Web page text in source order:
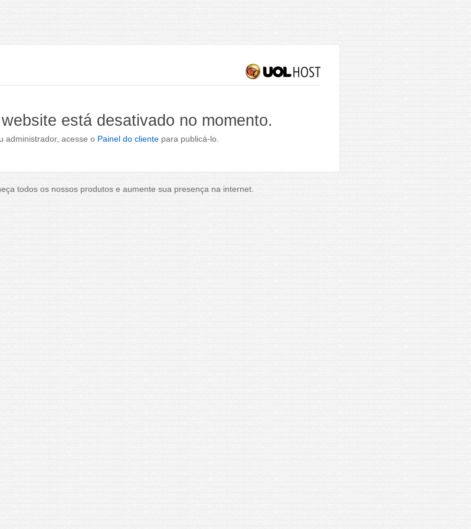
está desativado no momento.
administrador, acesse o Painel do clientepara publicá-lo.
todos os nossos produtos e aumente sua presença na internet.